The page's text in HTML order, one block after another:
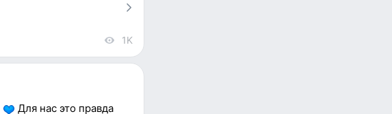
1K
Для нас это правда